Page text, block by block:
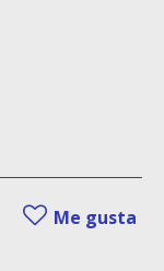
Me gusta